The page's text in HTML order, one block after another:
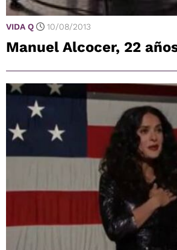
VIDA Q 10/08/2013
Manuel Alcocer, 22